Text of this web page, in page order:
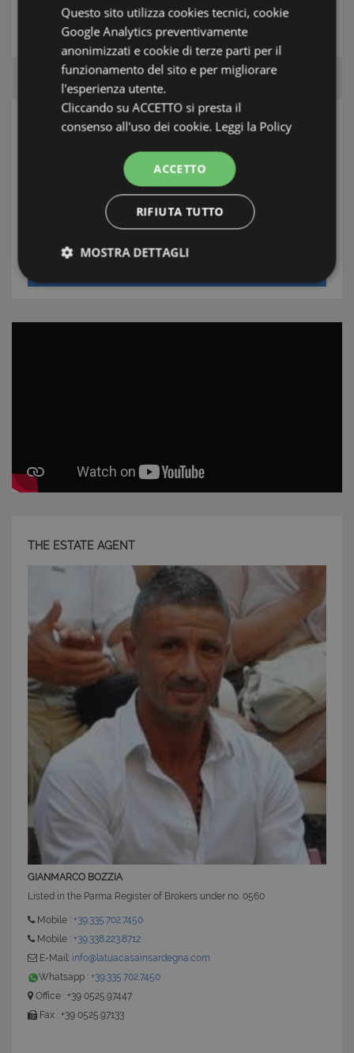
THE ESTATE AGENT
SEARCH
THE ESTATE AGENT
GIANMARCO BOZZIA
Listed in the Parma Register of Brokers under no. 0560
Mobile : +39.335.702.7450
Mobile : +39.338.223.8712
E-Mail: info@latuacasainsardegna.com
Whatsapp : +39.335.702.7450
Office : +39 0525.97447
Fax : +39 0525.97133
Questo sito utilizza cookies tecnici, cookie
Google Analytics preventivamente
anonimizzati e cookie di terze parti per il
funzionamento del sito e per migliorare
l'esperienza utente.
Cliccando su ACCETTO si presta il
consenso all'uso dei cookie. Leggi la Policy
ACCETTO
RIFIUTA TUTTO
MOSTRA DETTAGLI
Strettamente necessari e Statistiche
non può essere utilizzato correttamente senza i
cookie strettamente necessari.
CookieScriptConsent
CookieScript
6 mesi 5